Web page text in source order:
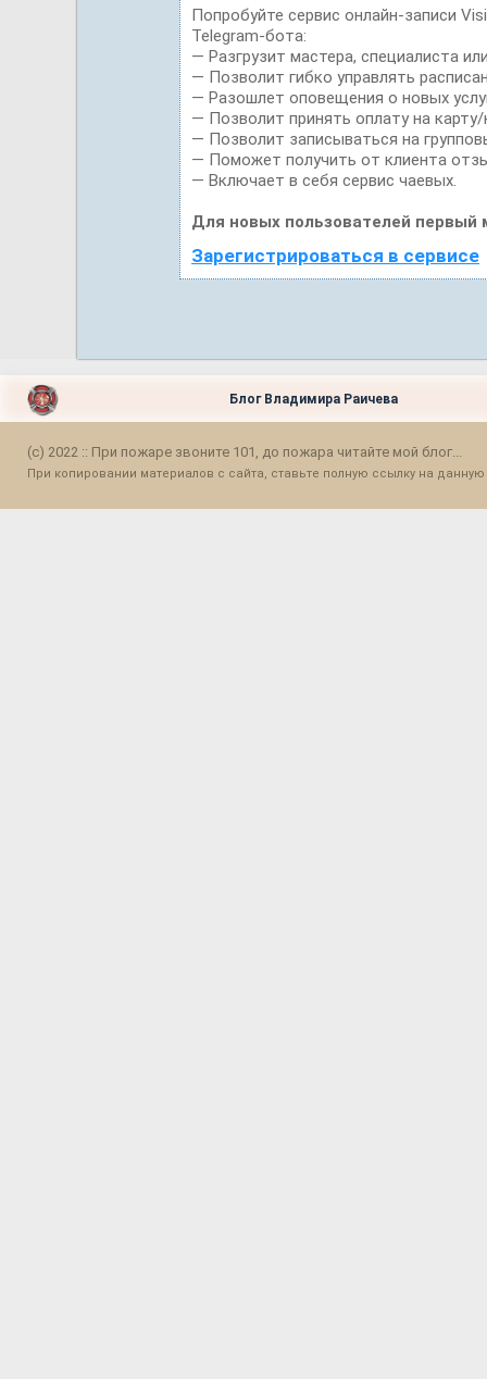
Попробуйте сервис онлайн-записи
Telegram-бота:
— Разгрузит мастера, специалиста
— Позволит гибко управлять
— Разошлет оповещения о новых
— Позволит принять оплату на
— Позволит записываться на
— Поможет получить от клиента
— Включает в себя сервис чаевых.
Для новых пользователей первый
Зарегистрироваться в сервисе
Блог Владимира Раичева
(c) 2022 :: При пожаре звоните 101, до пожара читайте мой блог...
При копировании материалов с сайта, ставьте полную ссылку на данную